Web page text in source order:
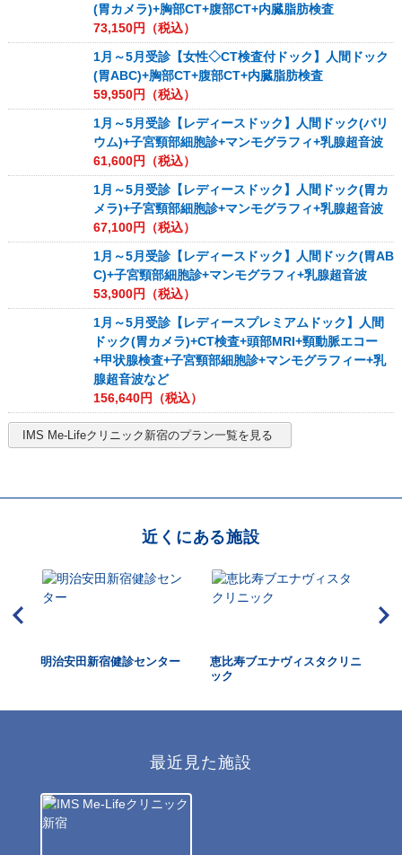
(胃カメラ)+胸部CT+腹部CT+内臓脂肪検査
73,150円（税込）
1月～5月受診【女性◇CT検査付ドック】人間ドック
(胃ABC)+胸部CT+腹部CT+内臓脂肪検査
59,950円（税込）
1月～5月受診【レディースドック】人間ドック(バリ
ウム)+子宮頸部細胞診+マンモグラフィ+乳腺超音波
61,600円（税込）
1月～5月受診【レディースドック】人間ドック(胃カ
メラ)+子宮頸部細胞診+マンモグラフィ+乳腺超音波
67,100円（税込）
1月～5月受診【レディースドック】人間ドック(胃AB
C)+子宮頸部細胞診+マンモグラフィ+乳腺超音波
53,900円（税込）
1月～5月受診【レディースプレミアムドック】人間
ドック(胃カメラ)+CT検査+頭部MRI+頸動脈エコー
+甲状腺検査+子宮頸部細胞診+マンモグラフィー+乳
腺超音波など
156,640円（税込）
IMS Me-Lifeクリニック新宿のプラン一覧を見る
近くにある施設
明治安田新宿健診センター
恵比寿ブエナヴィスタクリニ
ック
最近見た施設